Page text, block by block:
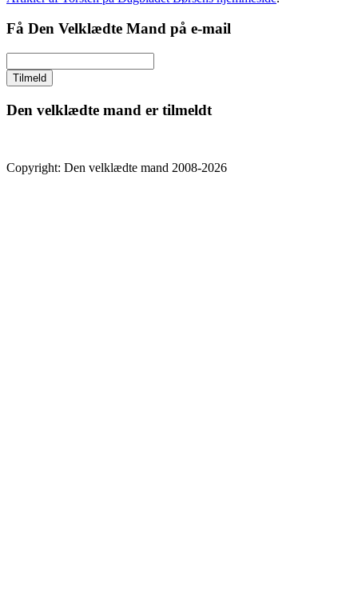
Få Den Velklædte Mand på e-mail
Den velklædte mand er tilmeldt
Copyright: Den velklædte mand 2008-2026